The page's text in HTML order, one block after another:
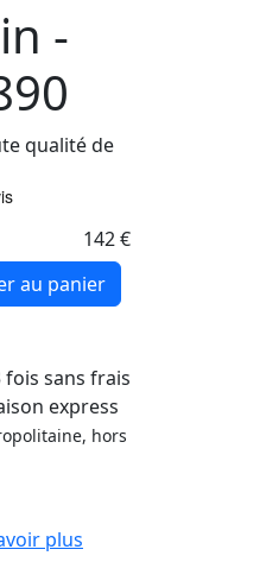
-
qualité de
142 €
au panier
fois sans frais
express
hors
plus